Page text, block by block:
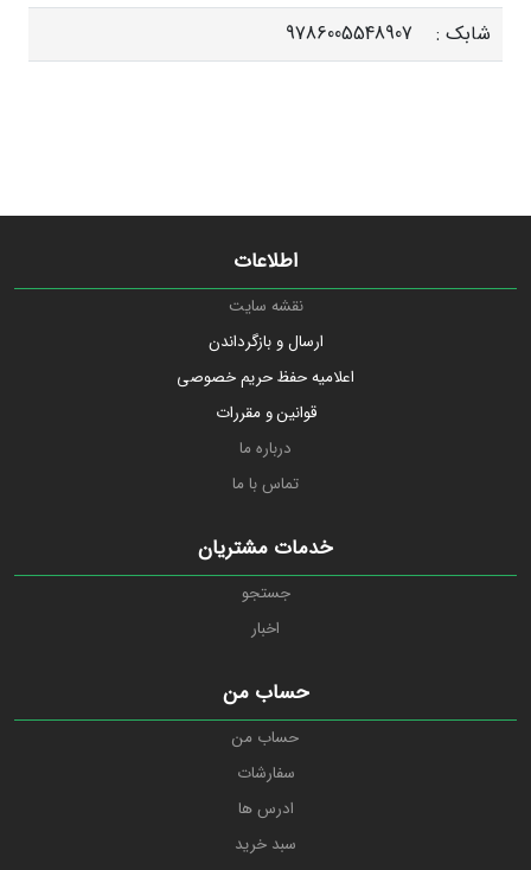
شابک :
9786005548907
اطلاعات
نقشه سایت
ارسال و بازگرداندن
اعلامیه حفظ حریم خصوصی
قوانین و مقررات
درباره ما
تماس با ما
خدمات مشتریان
جستجو
اخبار
حساب من
حساب من
سفارشات
ادرس ها
سبد خرید